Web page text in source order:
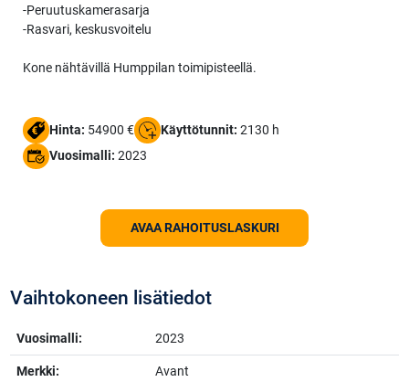
-Peruutuskamerasarja
-Rasvari, keskusvoitelu
Kone nähtävillä Humppilan toimipisteellä.
Hinta: 54900 € Käyttötunnit: 2130 h
Vuosimalli: 2023
AVAA RAHOITUSLASKURI
Vaihtokoneen lisätiedot
Vuosimalli: 2023
Merkki: Avant